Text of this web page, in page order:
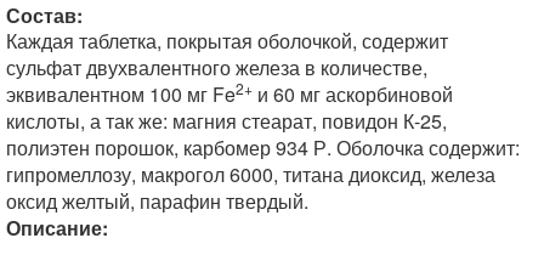
Состав:
Каждая таблетка, покрытая оболочкой, содержит
сульфат двухвалентного железа в количестве,
эквивалентном 100 мг Fe2+ и 60 мг аскорбиновой
кислоты, а так же: магния стеарат, повидон К-25,
полиэтен порошок, карбомер 934 Р. Оболочка содержит:
гипромеллозу, макрогол 6000, титана диоксид, железа
оксид желтый, парафин твердый.
Описание: